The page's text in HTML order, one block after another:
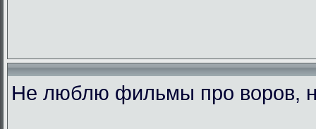
Не люблю фильмы про воров,